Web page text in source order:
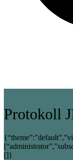
Protokoll
[]}